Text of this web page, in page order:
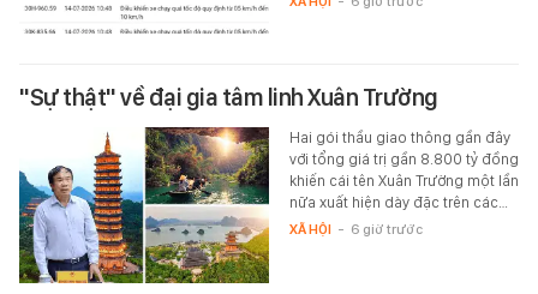
"Sự thật" về đại gia tâm linh Xuân Trường
Hai gói thầu giao thông gần đây
với tổng giá trị gần 8.800 tỷ đồng
khiến cái tên Xuân Trường một lần
nữa xuất hiện dày đặc trên các…
XÃ HỘI - 6 giờ trước